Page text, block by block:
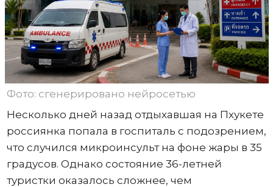
Фото: сгенерировано нейросетью
Несколько дней назад отдыхавшая на Пхукете
россиянка попала в госпиталь с подозрением,
что случился микроинсульт на фоне жары в 35
градусов. Однако состояние 36-летней
туристки оказалось сложнее, чем